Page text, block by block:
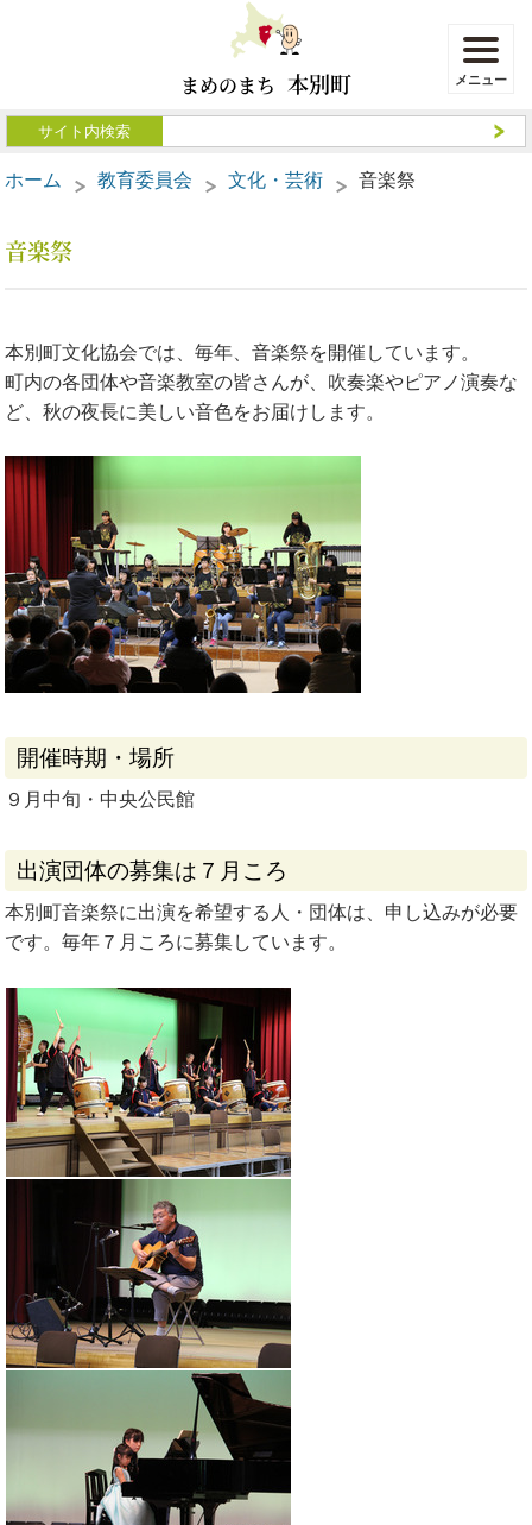
まめのまち 本別町
ホーム 教育委員会 文化・芸術 音楽祭
音楽祭
本別町文化協会では、毎年、音楽祭を開催しています。
町内の各団体や音楽教室の皆さんが、吹奏楽やピアノ演奏な
ど、秋の夜長に美しい音色をお届けします。
開催時期・場所
９月中旬・中央公民館
出演団体の募集は７月ころ
本別町音楽祭に出演を希望する人・団体は、申し込みが必要
です。毎年７月ころに募集しています。